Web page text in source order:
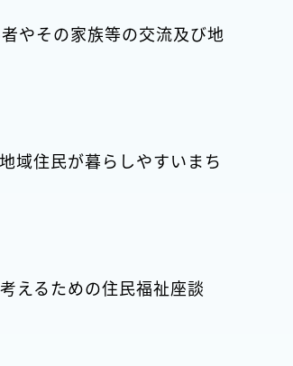
やその家族等の交流及び地
域住民が暮らしやすいまち
えるための住民福祉座談